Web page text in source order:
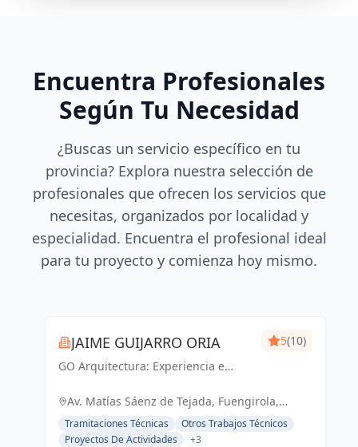
Encuentra Profesionales
Según Tu Necesidad
¿Buscas un servicio específico en tu
provincia? Explora nuestra selección de
profesionales que ofrecen los servicios que
necesitas, organizados por localidad y
especialidad. Encuentra el profesional ideal
para tu proyecto y comienza hoy mismo.
JAIME GUIJARRO ORIA
GO Arquitectura: Experiencia e
y gestiones urbanísticas. Con
Seriedad, Confianza, Rapidez y
Economía como pilares, ofrecemos
5(10)
Av. Matías Sáenz de Tejada, Fuengirola,
España, España
Tramitaciones Técnicas
Otros Trabajos Técnicos
Proyectos De Actividades
+3